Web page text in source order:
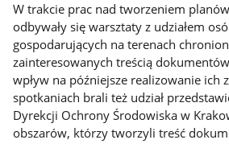
W trakcie prac nad tworzeniem
odbywały się warsztaty z udziałem
gospodarujących na terenach
zainteresowanych treścią
wpływ na późniejsze realizowanie ich
spotkaniach brali też udział
Dyrekcji Ochrony Środowiska w
obszarów, którzy tworzyli treść